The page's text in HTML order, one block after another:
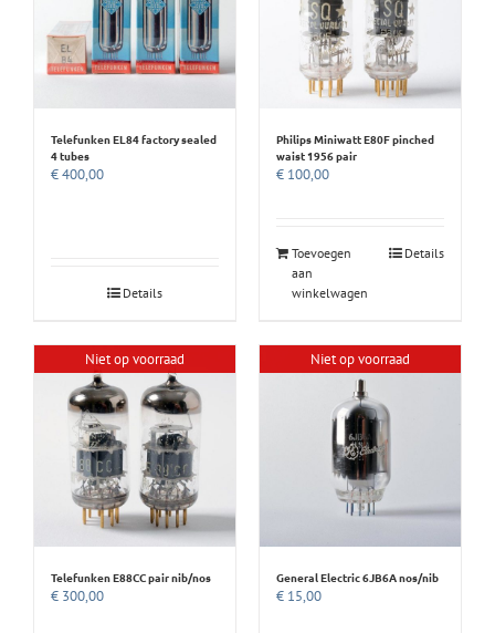
Telefunken EL84 factory sealed
4 tubes
€400,00
Details
Philips Miniwatt E80F pinched
waist 1956 pair
€ 100,00
Toevoegen
aan
winkelwagen
Details
Niet op voorraad
Telefunken E88CC pair nib/nos
€ 300,00
Niet op voorraad
General Electric 6JB6A nos/nib
€ 15,00